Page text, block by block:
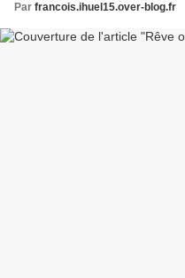
Par francois.ihuel15.over-blog.fr